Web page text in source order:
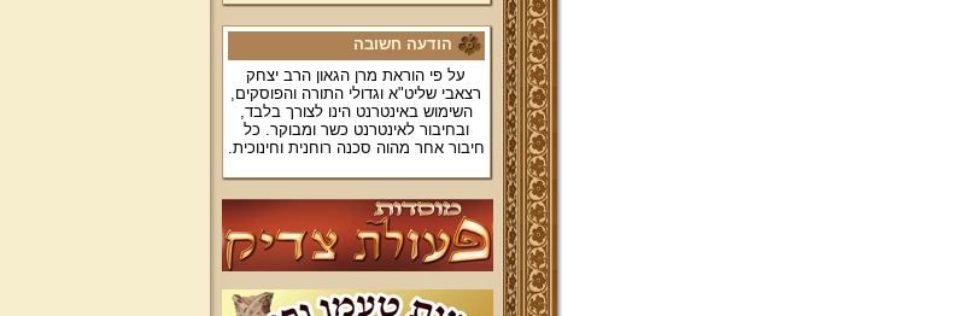
הודעה חשובה
על פי הוראת מרן הגאון הרב יצחק
רצאבי שליט"א וגדולי התורה והפוסקים,
השימוש באינטרנט הינו לצורך בלבד,
ובחיבור לאינטרנט כשר ומבוקר. כל
חיבור אחר מהוה סכנה רוחנית וחינוכית.